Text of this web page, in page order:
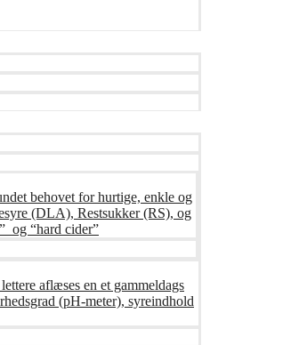
behovet for hurtige, enkle og
(DLA), Restsukker (RS), og
og “hard cider”
aflæses en et gammeldags
(pH-meter), syreindhold